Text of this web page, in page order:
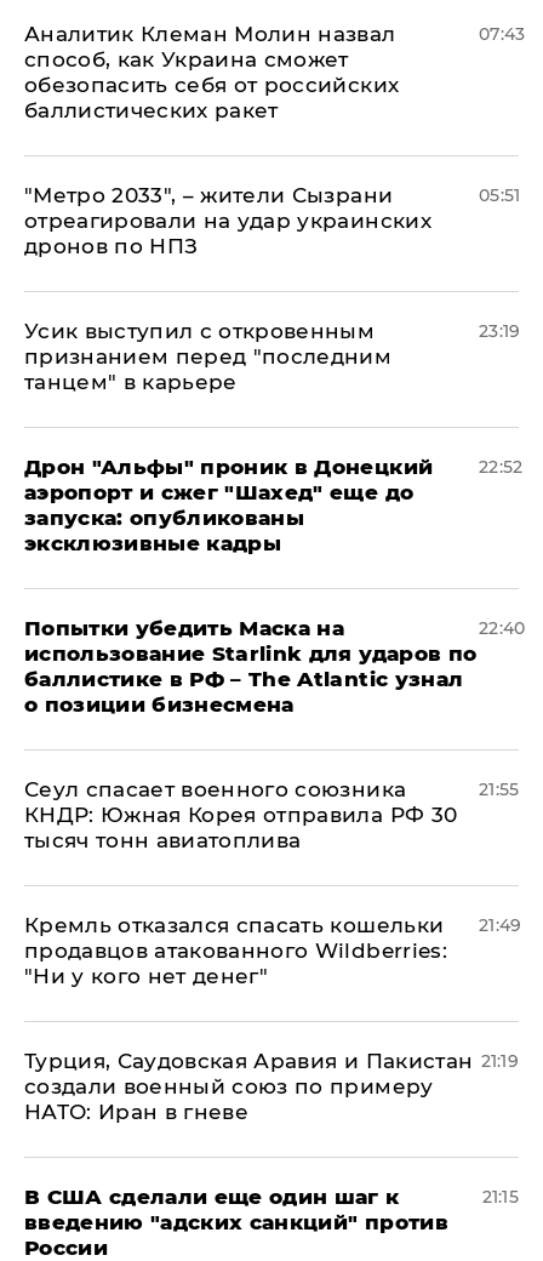
Аналитик Клеман Молин назвал
способ, как Украина сможет
обезопасить себя от российских
баллистических ракет
07:43
"Метро 2033", – жители Сызрани
отреагировали на удар украинских
дронов по НПЗ
05:51
Усик выступил с откровенным
признанием перед "последним
танцем" в карьере
23:19
Дрон "Альфы" проник в Донецкий
аэропорт и сжег "Шахед" еще до
запуска: опубликованы
эксклюзивные кадры
22:52
Попытки убедить Маска на
использование Starlink для ударов по
баллистике в РФ – The Atlantic узнал
о позиции бизнесмена
22:40
​Сеул спасает военного союзника
КНДР: Южная Корея отправила РФ 30
тысяч тонн авиатоплива
21:55
Кремль отказался спасать кошельки
продавцов атакованного Wildberries:
"Ни у кого нет денег"
21:49
Турция, Саудовская Аравия и Пакистан
создали военный союз по примеру
НАТО: Иран в гневе
21:19
В США сделали еще один шаг к
введению "адских санкций" против
России
21:15